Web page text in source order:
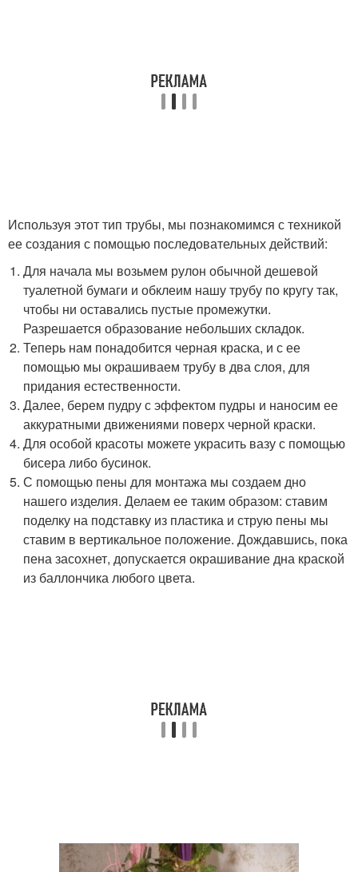
Используя этот тип трубы, мы познакомимся с техникой
ее создания с помощью последовательных действий:
Для начала мы возьмем рулон обычной дешевой
туалетной бумаги и обклеим нашу трубу по кругу так,
чтобы ни оставались пустые промежутки.
Разрешается образование небольших складок.
Теперь нам понадобится черная краска, и с ее
помощью мы окрашиваем трубу в два слоя, для
придания естественности.
Далее, берем пудру с эффектом пудры и наносим ее
аккуратными движениями поверх черной краски.
Для особой красоты можете украсить вазу с помощью
бисера либо бусинок.
С помощью пены для монтажа мы создаем дно
нашего изделия. Делаем ее таким образом: ставим
поделку на подставку из пластика и струю пены мы
ставим в вертикальное положение. Дождавшись, пока
пена засохнет, допускается окрашивание дна краской
из баллончика любого цвета.